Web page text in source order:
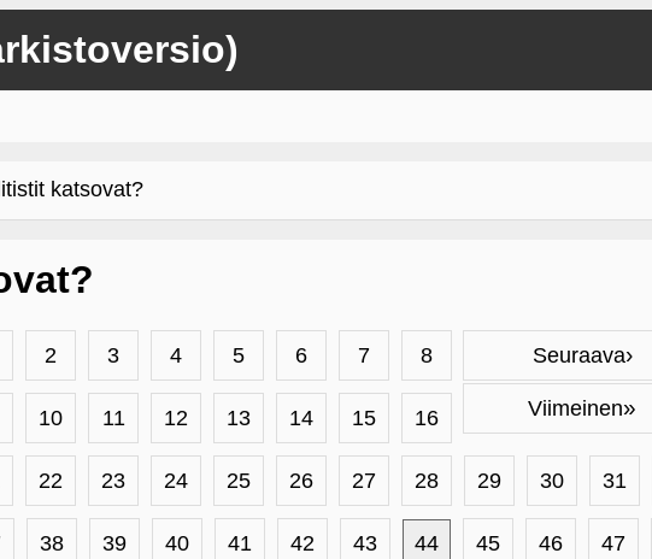
katsovat?
Seuraava›
Viimeinen»
2 3 4 5 6 7 8
10 11 12 13 14 15 16
22 23 24 25 26 27 28 29 30 31
38 39 40 41 42 43 44 45 46 47